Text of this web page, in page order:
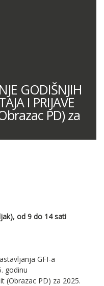
GODIŠNJIH
I PRIJAVE
PD) za
od 9 do 14 sati
GFI-a
godinu
(Obrazac PD) za 2025.